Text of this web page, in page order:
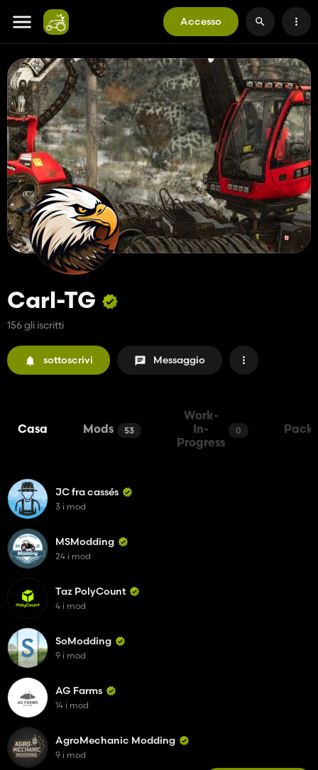
Accesso
Carl-TG
156 gli iscritti
sottoscrivi Messaggio
Casa Mods 53
Work-
In-
Progress
0 Packs
JC fra cassés
3 i mod
MSModding
24 i mod
Taz PolyCount
4 i mod
SoModding
9 i mod
AG Farms
14 i mod
AgroMechanic Modding
9 i mod